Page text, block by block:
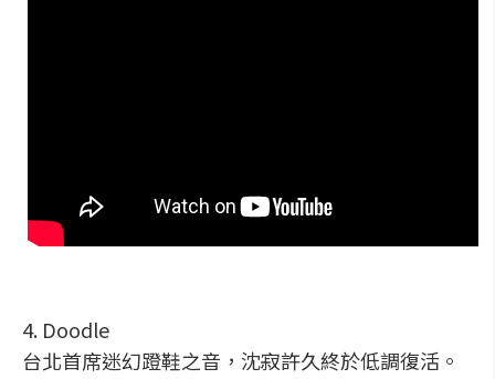
4. Doodle
台北首席迷幻蹬鞋之音，沈寂許久終於低調復活。